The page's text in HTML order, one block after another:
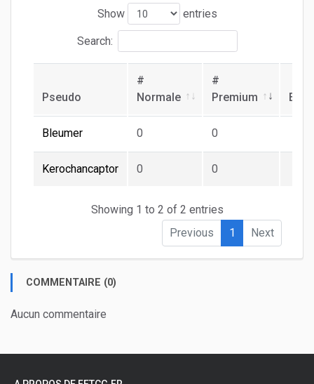
Show entries
Search:
Pseudo
#
Normale
#
Premium
Bleumer 0 0
Kerochancaptor 0 0
Showing 1 to 2 of 2 entries
Previous
1 Next
COMMENTAIRE (0)
Aucun commentaire